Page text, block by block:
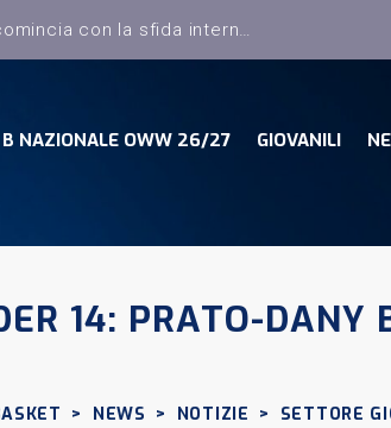
Dany Basket, il campionato comincia con la sfida interna con la Pielle Livorno
B NAZIONALE OWW 26/27 GIOVANILI
14: PRATO-DANY
> NEWS > NOTIZIE > SETTORE